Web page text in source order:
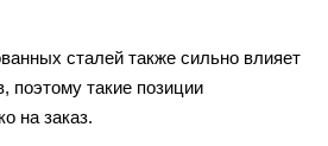
сталей также сильно влияет
поэтому такие позиции
на заказ.